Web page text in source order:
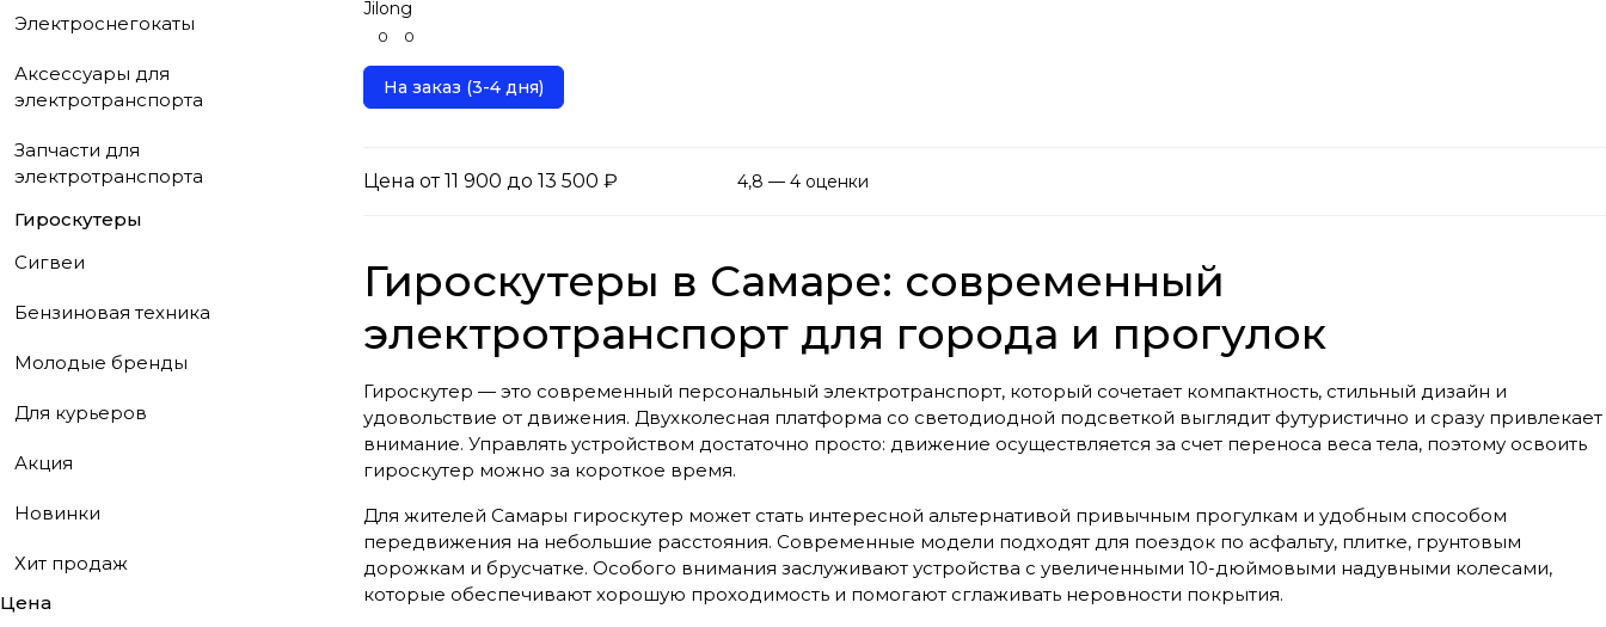
Jilong
0 0
На заказ (3-4 дня)
Цена от 11 900 до 13 500 ₽ 4,8 — 4 оценки
Гироскутеры в Самаре: современный
электротранспорт для города и прогулок
Гироскутер — это современный персональный электротранспорт, который сочетает компактность, стильный дизайн и
удовольствие от движения. Двухколесная платформа со светодиодной подсветкой выглядит футуристично и сразу привлекает
внимание. Управлять устройством достаточно просто: движение осуществляется за счет переноса веса тела, поэтому освоить
гироскутер можно за короткое время.
Для жителей Самары гироскутер может стать интересной альтернативой привычным прогулкам и удобным способом
передвижения на небольшие расстояния. Современные модели подходят для поездок по асфальту, плитке, грунтовым
дорожкам и брусчатке. Особого внимания заслуживают устройства с увеличенными 10-дюймовыми надувными колесами,
которые обеспечивают хорошую проходимость и помогают сглаживать неровности покрытия.
Электроснегокаты
Аксессуары для
электротранспорта
Запчасти для
электротранспорта
Гироскутеры
Сигвеи
Бензиновая техника
Молодые бренды
Для курьеров
Акция
Новинки
Хит продаж
Цена